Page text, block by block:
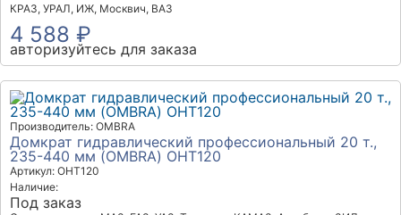
КРАЗ, УРАЛ, ИЖ, Москвич, ВАЗ
4 588 ₽
авторизуйтесь для заказа
Производитель: OMBRA
Домкрат гидравлический профессиональный 20 т.,
235-440 мм (OMBRA) OHT120
Артикул: OHT120
Наличие:
Под заказ